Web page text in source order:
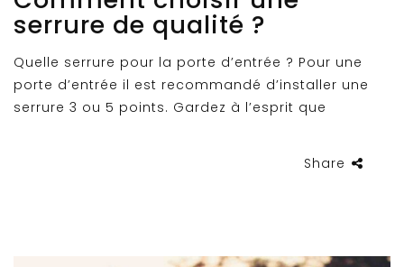
serrure de qualité ?
Quelle serrure pour la porte d’entrée ? Pour une
porte d’entrée il est recommandé d’installer une
serrure 3 ou 5 points. Gardez à l’esprit que
Share